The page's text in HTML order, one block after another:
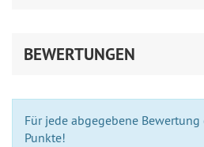
BEWERTUNGEN
Für jede abgegebene
Punkte!